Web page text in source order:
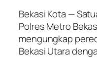
Bekasi Kota —
Polres Metro
mengungkap
Bekasi Utara